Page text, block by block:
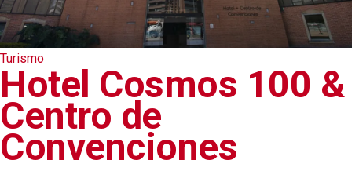
Turismo
Hotel Cosmos 100 &
Centro de
Convenciones